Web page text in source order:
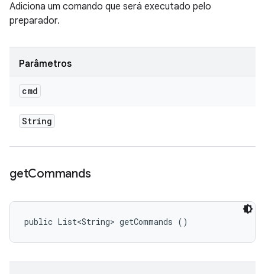
Adiciona um comando que será executado pelo
preparador.
Parâmetros
cmd
String
getCommands
public List<String> getCommands ()